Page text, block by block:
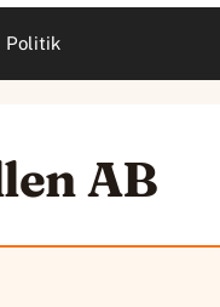
Politik
AB